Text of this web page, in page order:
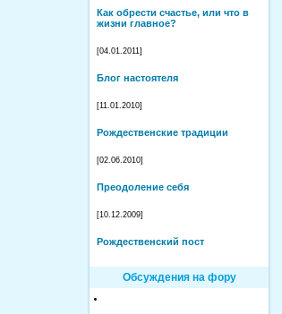
Как обрести счастье, или что в
жизни главное?
[04.01.2011]
Блог настоятеля
[11.01.2010]
Рождественские традиции
[02.06.2010]
Преодоление себя
[10.12.2009]
Рождественский пост
Обсуждения на фору